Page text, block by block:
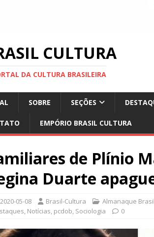
CULTURA
DA CULTURA BRASILEIRA
SOBRE SEÇÕES
EMPÓRIO BRASIL CULTURA
de Plínio
Duarte
2020-05-08 Brasil-Cultura Almanaque
, Notícias, pcdob, Sociologia 0